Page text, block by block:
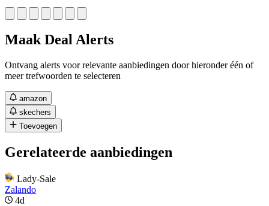
Maak Deal Alerts
Ontvang alerts voor relevante aanbiedingen door hieronder één of
meer trefwoorden te selecteren
amazon
skechers
Toevoegen
Gerelateerde aanbiedingen
Lady-Sale
Zalando
4d